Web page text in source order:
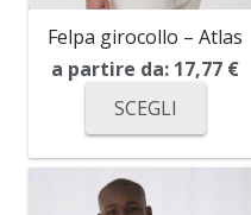
Felpa girocollo – Atlas
a partire da: 17,77 €
SCEGLI